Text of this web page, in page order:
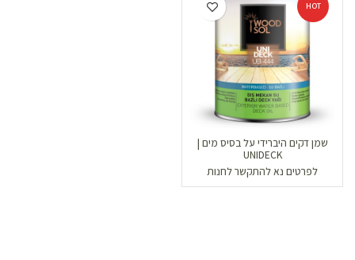
HOT
שמן דקים היברידי על בסיס מים |
UNIDECK
לפרטים נא להתקשר לחנות